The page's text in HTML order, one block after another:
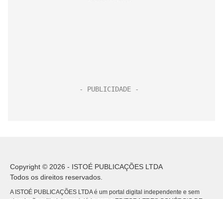
Copyright © 2026 - ISTOÉ PUBLICAÇÕES LTDA
Todos os direitos reservados.
A ISTOÉ PUBLICAÇÕES LTDA é um portal digital independente e sem